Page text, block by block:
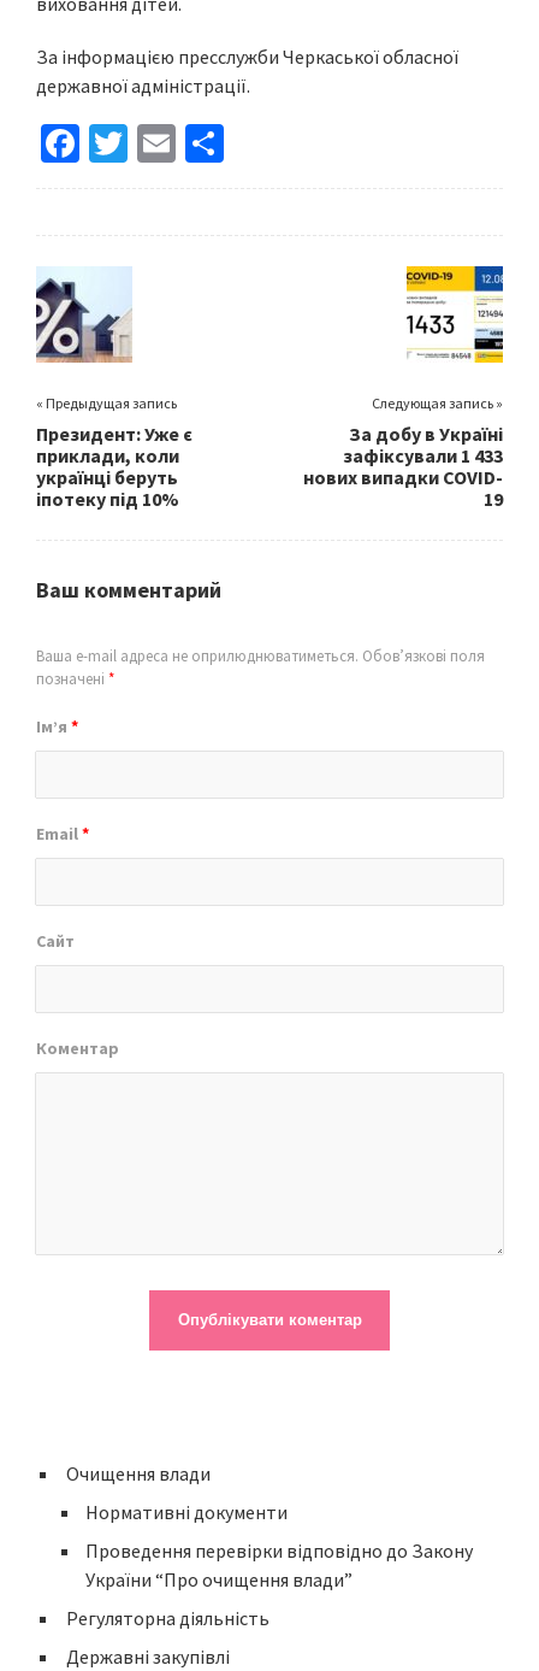
За інформацією пресслужби Черкаської обласної
державної адміністрації.
Fa
ce
o
o
k
T
wi
er
E
m h
« Предыдущая запись
Президент: Уже є
приклади, коли
українці беруть
іпотеку під 10%
Следующая запись »
За добу в Україні
зафіксували 1 433
нових випадки COVID-
19
Ваш комментарий
Ваша e-mail адреса не оприлюднюватиметься. Обов’язкові поля
позначені *
Ім’я *
Email*
Сайт
Коментар
Очищення влади
Нормативні документи
Проведення перевірки відповідно до Закону
України “Про очищення влади”
Регуляторна діяльність
Державні закупівлі